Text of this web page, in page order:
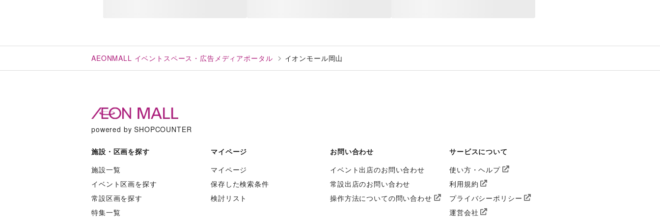
AEONMALL イベントスペース・広告メディアポータル イオンモール岡山
powered by SHOPCOUNTER
施設・区画を探す
施設一覧
イベント区画を探す
常設区画を探す
特集一覧
マイページ
マイページ
保存した検索条件
検討リスト
お問い合わせ
イベント出店のお問い合わせ
常設出店のお問い合わせ
操作方法についての問い合わせ
サービスについて
使い方・ヘルプ
利用規約
プライバシーポリシー
運営会社